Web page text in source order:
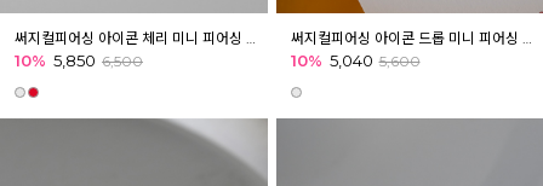
써지컬피어싱 아이콘 체리 미니 피어싱 귓볼 귀 귓바퀴 아웃컨츠
10% 5,850 6,500
써지컬피어싱 아이콘 드롭 미니 피어싱 귓볼 귀 아웃컨츠 귓바퀴
10% 5,040 5,600